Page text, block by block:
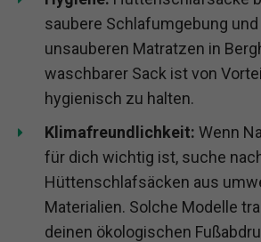
saubere Schlafumgebung
unsauberen Matratzen in
waschbarer Sack ist von
hygienisch zu halten.
Klimafreundlichkeit: Wenn
für dich wichtig ist, suche
Hüttenschlafsäcken aus
Materialien. Solche Modelle
deinen ökologischen